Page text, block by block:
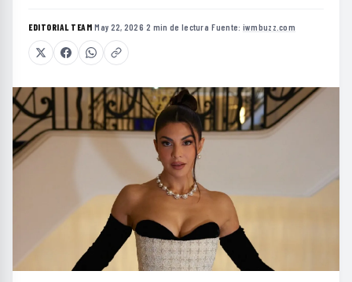
EDITORIAL TEAM·May 22, 2026·2 min de lectura·Fuente: iwmbuzz.com